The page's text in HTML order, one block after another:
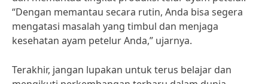
“Dengan memantau secara rutin, Anda bisa segera
mengatasi masalah yang timbul dan menjaga
kesehatan ayam petelur Anda,” ujarnya.
Terakhir, jangan lupakan untuk terus belajar dan